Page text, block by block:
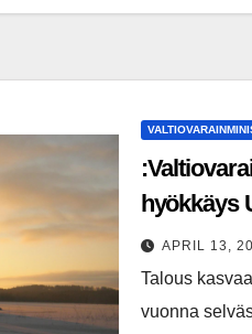
hyökkäys
näkymiä
APRIL 13,
Talous
vuonna